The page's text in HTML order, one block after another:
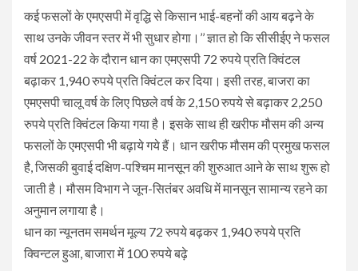
कई फसलों के एमएसपी में वृद्धि से किसान भाई-बहनों की आय बढ़ने के
साथ उनके जीवन स्तर में भी सुधार होगा।’’ ज्ञात हो कि सीसीईए ने फसल
वर्ष 2021-22 के दौरान धान का एमएसपी 72 रुपये प्रति क्विंटल
बढ़ाकर 1,940 रुपये प्रति क्विंटल कर दिया। इसी तरह, बाजरा का
एमएसपी चालू वर्ष के लिए पिछले वर्ष के 2,150 रुपये से बढ़ाकर 2,250
रुपये प्रति क्विंटल किया गया है। इसके साथ ही खरीफ मौसम की अन्य
फसलों के एमएसपी भी बढ़ाये गये हैं। धान खरीफ मौसम की प्रमुख फसल
है, जिसकी बुवाई दक्षिण-पश्चिम मानसून की शुरुआत आने के साथ शुरू हो
जाती है। मौसम विभाग ने जून-सितंबर अवधि में मानसून सामान्य रहने का
अनुमान लगाया है।
धान का न्यूनतम समर्थन मूल्य 72 रुपये बढ़कर 1,940 रुपये प्रति
क्विन्टल हुआ, बाजारा में 100 रुपये बढ़े